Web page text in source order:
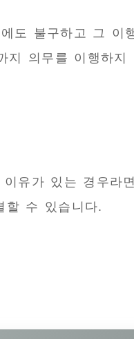
도 불구하고 그
의무를 이행하
유가 있는 경우
할 수 있습니다.